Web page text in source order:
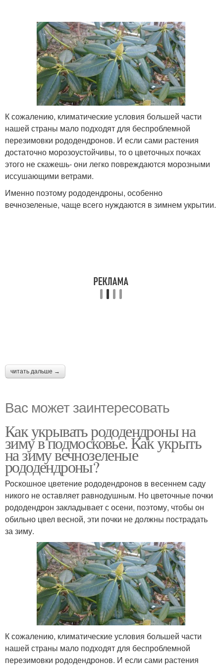
К сожалению, климатические условия большей части
нашей страны мало подходят для беспроблемной
перезимовки рододендронов. И если сами растения
достаточно морозоустойчивы, то о цветочных почках
этого не скажешь- они легко повреждаются морозными
иссушающими ветрами.
Именно поэтому рододендроны, особенно
вечнозеленые, чаще всего нуждаются в зимнем укрытии.
читать дальше →
Вас может заинтересовать
Как укрывать рододендроны на
зиму в подмосковье. Как укрыть
на зиму вечнозеленые
рододендроны?
Роскошное цветение рододендронов в весеннем саду
никого не оставляет равнодушным. Но цветочные почки
рододендрон закладывает с осени, поэтому, чтобы он
обильно цвел весной, эти почки не должны пострадать
за зиму.
К сожалению, климатические условия большей части
нашей страны мало подходят для беспроблемной
перезимовки рододендронов. И если сами растения